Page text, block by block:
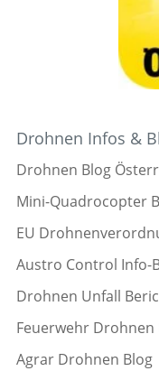
Drohnen Infos &
Drohnen Blog
Mini-Quadrocopter
EU
Austro Control Info-
Drohnen Unfall
Feuerwehr Drohnen
Agrar Drohnen Blog